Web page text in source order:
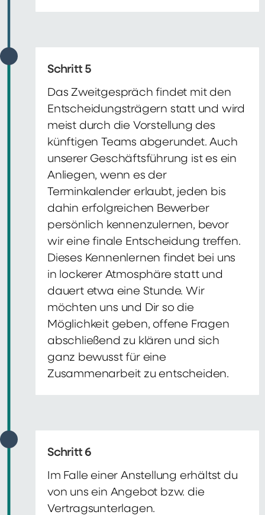
Schritt 5
Das Zweitgespräch findet mit den
Entscheidungsträgern statt und wird
meist durch die Vorstellung des
künftigen Teams abgerundet. Auch
unserer Geschäftsführung ist es ein
Anliegen, wenn es der
Terminkalender erlaubt, jeden bis
dahin erfolgreichen Bewerber
persönlich kennenzulernen, bevor
wir eine finale Entscheidung treffen.
Dieses Kennenlernen findet bei uns
in lockerer Atmosphäre statt und
dauert etwa eine Stunde. Wir
möchten uns und Dir so die
Möglichkeit geben, offene Fragen
abschließend zu klären und sich
ganz bewusst für eine
Zusammenarbeit zu entscheiden.
Schritt 6
Im Falle einer Anstellung erhältst du
von uns ein Angebot bzw. die
Vertragsunterlagen.